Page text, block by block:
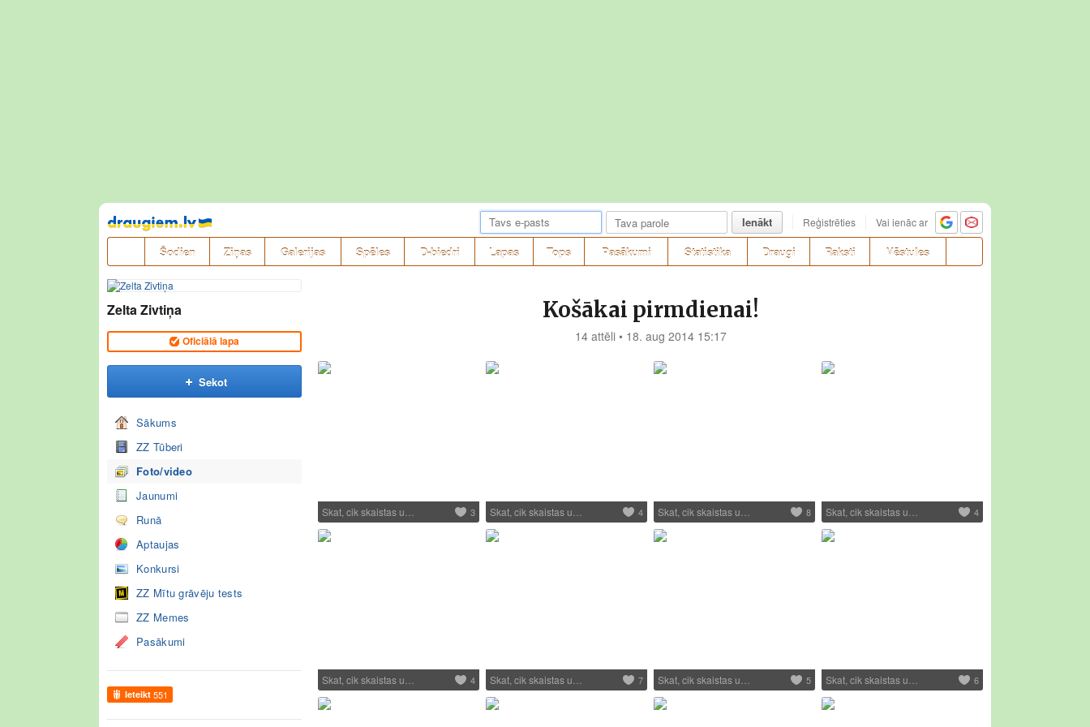
Pāriet
uz
saturu
Ienākt Reģistrēties Vai ienāc ar
Šodien Ziņas Galerijas Spēles D-biedri Lapas Tops Pasākumi Statistika Draugi Raksti Vēstules
Zelta Zivtiņa
Oficiālā lapa
Sekot
Sākums
ZZ Tūberi
Foto/video
Jaunumi
Runā
Aptaujas
Konkursi
ZZ Mītu grāvēju tests
ZZ Memes
Pasākumi
Ieteikt 551
Košākai pirmdienai!
14 attēli • 18. aug 2014 15:17
Skat, cik skaistas u… 3 Skat, cik skaistas u… 4 Skat, cik skaistas u… 8 Skat, cik skaistas u… 4
Skat, cik skaistas u… 4 Skat, cik skaistas u… 7 Skat, cik skaistas u… 5 Skat, cik skaistas u… 6